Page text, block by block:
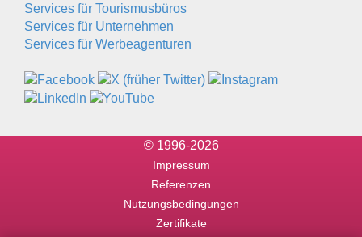
Services für Tourismusbüros
Services für Unternehmen
Services für Werbeagenturen
© 1996-2026
Impressum
Referenzen
Nutzungsbedingungen
Zertifikate